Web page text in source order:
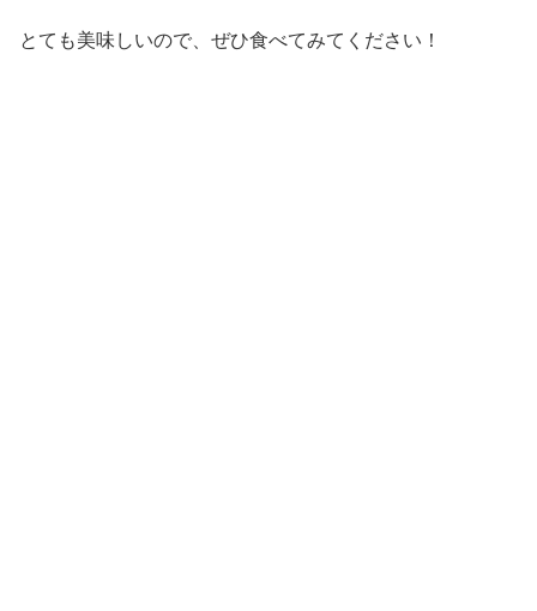
とても美味しいので、ぜひ食べてみてください！